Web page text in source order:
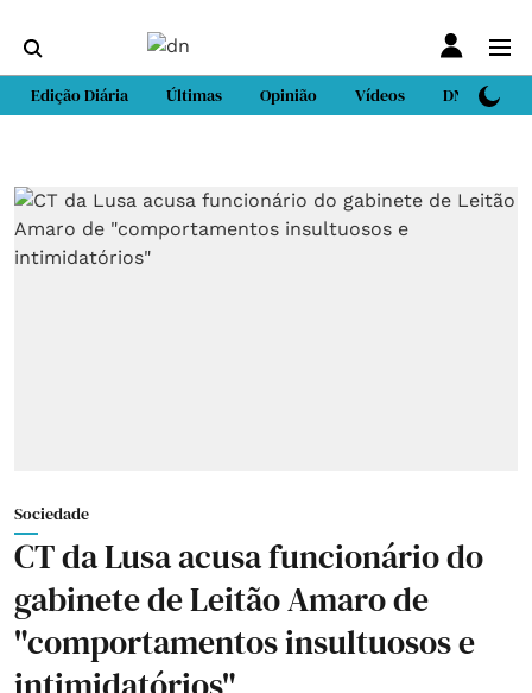
Edição Diária Últimas Opinião Vídeos DN Sport
Sociedade
CT da Lusa acusa funcionário do
gabinete de Leitão Amaro de
"comportamentos insultuosos e